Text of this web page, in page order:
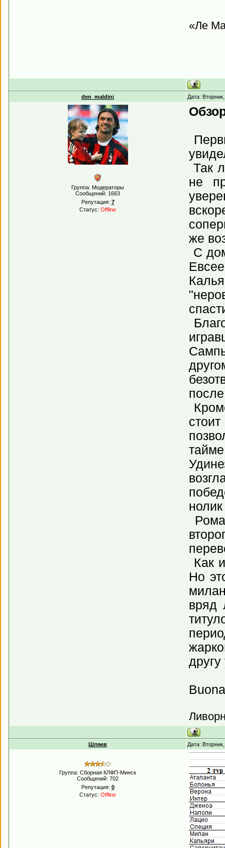
«Ле
den_maldini Дата:
Группа: Модераторы
Сообщений: 1663
Репутация: 7
Статус: Offline
Так
не
же
С
Как
Но
вряд
Шляев Дата:
Группа: Сборная КЛФП-Минск
Сообщений: 702
Репутация: 0
Статус: Offline